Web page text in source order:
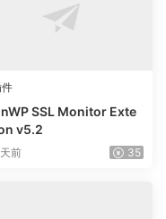
SSL Monitor Exte
v5.2
前 35